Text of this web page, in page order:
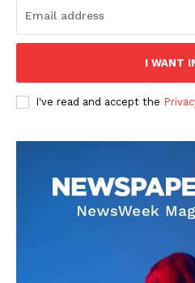
AIN NEWS 1
I WANT
I've read and accept the